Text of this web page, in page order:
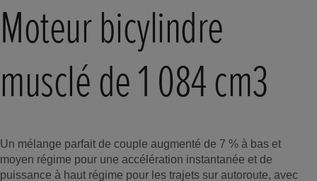
Moteur bicylindre
musclé de 1 084 cm3
Un mélange parfait de couple augmenté de 7 % à bas et
moyen régime pour une accélération instantanée et de
puissance à haut régime pour les trajets sur autoroute, avec